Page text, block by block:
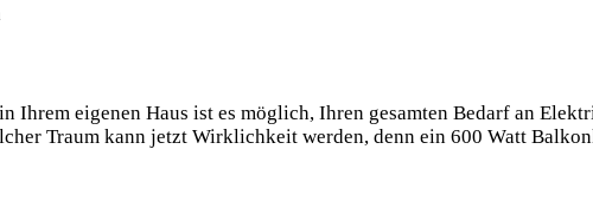
in Ihrem eigenen Haus ist es möglich, Ihren gesamten Bedarf an
Traum kann jetzt Wirklichkeit werden, denn ein 600 Watt